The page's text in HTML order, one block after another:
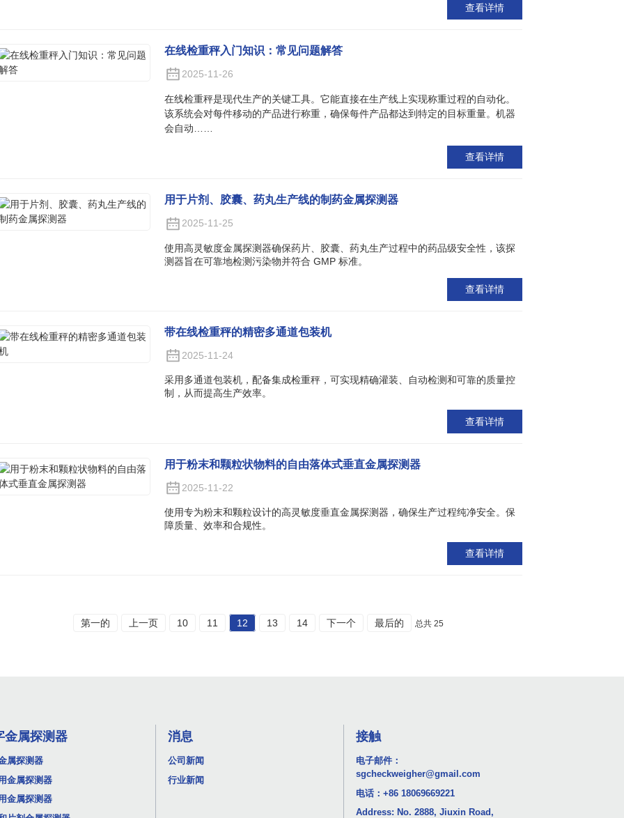
查看详情
在线检重秤入门知识：常见问题解答
2025-11-26
在线检重秤是现代生产的关键工具。它能直接在生产线上实现称重过程的自动化。
该系统会对每件移动的产品进行称重，确保每件产品都达到特定的目标重量。机器
会自动……
查看详情
用于片剂、胶囊、药丸生产线的制药金属探测器
2025-11-25
使用高灵敏度金属探测器确保药片、胶囊、药丸生产过程中的药品级安全性，该探
测器旨在可靠地检测污染物并符合 GMP 标准。
查看详情
带在线检重秤的精密多通道包装机
2025-11-24
采用多通道包装机，配备集成检重秤，可实现精确灌装、自动检测和可靠的质量控
制，从而提高生产效率。
查看详情
用于粉末和颗粒状物料的自由落体式垂直金属探测器
2025-11-22
使用专为粉末和颗粒设计的高灵敏度垂直金属探测器，确保生产过程纯净安全。保
障质量、效率和合规性。
查看详情
第一的 上一页 10 11 12 13 14 下一个 最后的 总共 25
金属探测器
属探测器
金属探测器
金属探测器
消息
公司新闻
行业新闻
接触
电子邮件：
sgcheckweigher@gmail.com
电话： +86 18069669221
Address: No. 2888, Jiuxin Road,